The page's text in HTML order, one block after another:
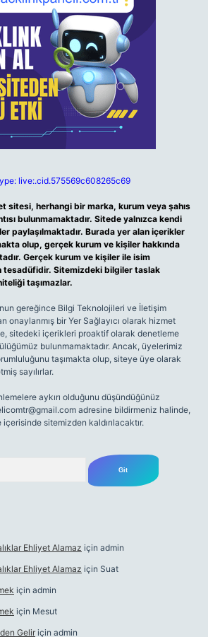
live:.cid.575569c608265c69
sitesi, herhangi bir marka, kurum veya şahıs
bulunmamaktadır. Sitede yalnızca kendi
paylaşılmaktadır. Burada yer alan içerikler
olup, gerçek kurum ve kişiler hakkında
Gerçek kurum ve kişiler ile isim
tesadüfidir. Sitemizdeki bilgiler taslak
taşımazlar.
gereğince Bilgi Teknolojileri ve İletişim
onaylanmış bir Yer Sağlayıcı olarak hizmet
sitedeki içerikleri proaktif olarak denetleme
bulunmamaktadır. Ancak, üyelerimiz
taşımakta olup, siteye üye olarak
sayılırlar.
aykırı olduğunu düşündüğünüz
adresine bildirmeniz halinde,
sitemizden kaldırılacaktır.
Ehliyet Alamaz için admin
Ehliyet Alamaz için Suat
için admin
için Mesut
Gelir için admin